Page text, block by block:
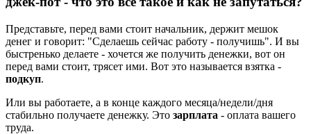
Представьте, перед вами стоит начальник, держит мешок
денег и говорит: "Сделаешь сейчас работу - получишь". И вы
быстренько делаете - хочется же получить денежки, вот он
перед вами стоит, трясет ими. Вот это называется взятка -
подкуп.
Или вы работаете, а в конце каждого месяца/недели/дня
стабильно получаете денежку. Это зарплата - оплата вашего
труда.